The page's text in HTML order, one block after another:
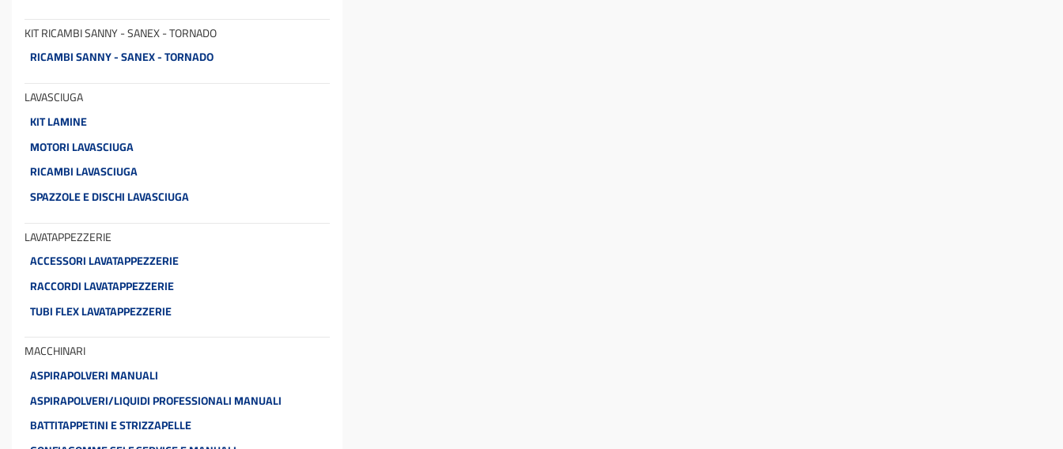
KIT RICAMBI SANNY - SANEX - TORNADO
RICAMBI SANNY - SANEX - TORNADO
LAVASCIUGA
KIT LAMINE
MOTORI LAVASCIUGA
RICAMBI LAVASCIUGA
SPAZZOLE E DISCHI LAVASCIUGA
LAVATAPPEZZERIE
ACCESSORI LAVATAPPEZZERIE
RACCORDI LAVATAPPEZZERIE
TUBI FLEX LAVATAPPEZZERIE
MACCHINARI
ASPIRAPOLVERI MANUALI
ASPIRAPOLVERI/LIQUIDI PROFESSIONALI MANUALI
BATTITAPPETINI E STRIZZAPELLE